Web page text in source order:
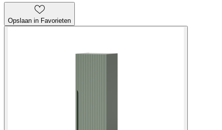
Opslaan in Favorieten